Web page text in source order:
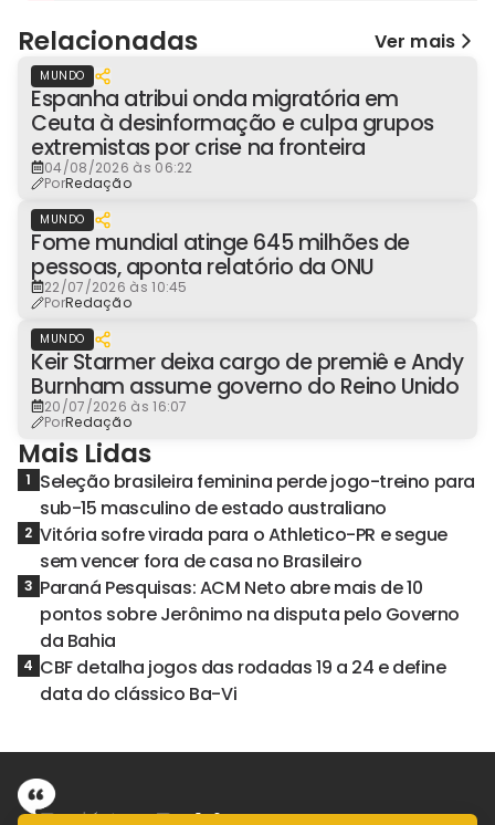
Relacionadas Ver mais
MUNDO
Espanha atribui onda migratória em
Ceuta à desinformação e culpa grupos
extremistas por crise na fronteira
04/08/2026 às 06:22
PorRedação
MUNDO
Fome mundial atinge 645 milhões de
pessoas, aponta relatório da ONU
22/07/2026 às 10:45
PorRedação
MUNDO
Keir Starmer deixa cargo de premiê e Andy
Burnham assume governo do Reino Unido
20/07/2026 às 16:07
PorRedação
Mais Lidas
1 Seleção brasileira feminina perde jogo-treino para
sub-15 masculino de estado australiano
2 Vitória sofre virada para o Athletico-PR e segue
sem vencer fora de casa no Brasileiro
3 Paraná Pesquisas: ACM Neto abre mais de 10
pontos sobre Jerônimo na disputa pelo Governo
da Bahia
4 CBF detalha jogos das rodadas 19 a 24 e define
data do clássico Ba-Vi